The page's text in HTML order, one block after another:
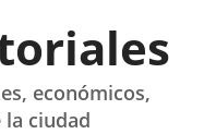
económicos,
ciudad